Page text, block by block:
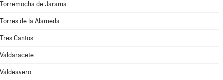
Torremocha de Jarama
Torres de la Alameda
Tres Cantos
Valdaracete
Valdeavero